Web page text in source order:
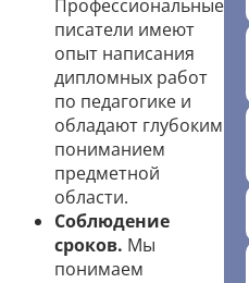
Профессиональные
писатели имеют
опыт написания
дипломных работ
по педагогике и
обладают глубоким
пониманием
предметной
области.
Соблюдение
сроков. Мы
понимаем